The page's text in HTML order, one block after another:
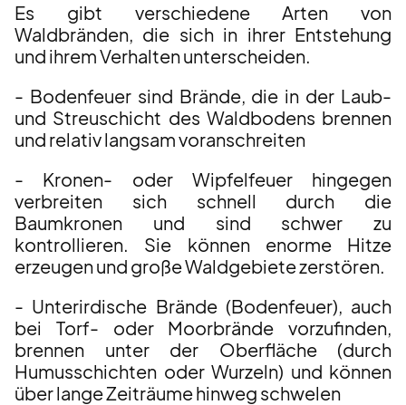
Es gibt verschiedene Arten von
Waldbränden, die sich in ihrer Entstehung
und ihrem Verhalten unterscheiden.
- Bodenfeuer sind Brände, die in der Laub-
und Streuschicht des Waldbodens brennen
und relativ langsam voranschreiten
- Kronen- oder Wipfelfeuer hingegen
verbreiten sich schnell durch die
Baumkronen und sind schwer zu
kontrollieren. Sie können enorme Hitze
erzeugen und große Waldgebiete zerstören.
- Unterirdische Brände (Bodenfeuer), auch
bei Torf- oder Moorbrände vorzufinden,
brennen unter der Oberfläche (durch
Humusschichten oder Wurzeln) und können
über lange Zeiträume hinweg schwelen